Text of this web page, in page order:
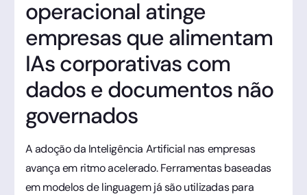
operacional atinge
empresas que alimentam
IAs corporativas com
dados e documentos não
governados
A adoção da Inteligência Artificial nas empresas
avança em ritmo acelerado. Ferramentas baseadas
em modelos de linguagem já são utilizadas para